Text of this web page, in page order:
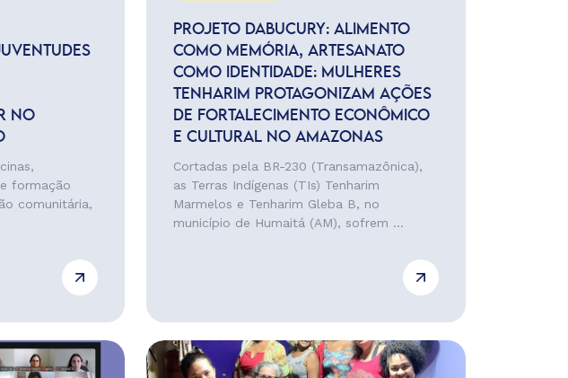
NO
formação
comunitária,
PROJETO DABUCURY: ALIMENTO
COMO MEMÓRIA, ARTESANATO
COMO IDENTIDADE: MULHERES
TENHARIM PROTAGONIZAM AÇÕES
DE FORTALECIMENTO ECONÔMICO
E CULTURAL NO AMAZONAS
Cortadas pela BR-230 (Transamazônica),
as Terras Indígenas (TIs) Tenharim
Marmelos e Tenharim Gleba B, no
município de Humaitá (AM), sofrem ...